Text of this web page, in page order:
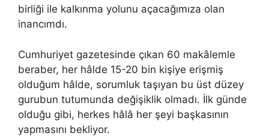
birliği ile kalkınma yolunu açacağımıza olan
inancımdı.
Cumhuriyet gazetesinde çıkan 60 makâlemle
beraber, her hâlde 15-20 bin kişiye erişmiş
olduğum hâlde, sorumluk taşıyan bu üst düzey
gurubun tutumunda değişiklik olmadı. İlk günde
olduğu gibi, herkes hâlâ her şeyi başkasının
yapmasını bekliyor.